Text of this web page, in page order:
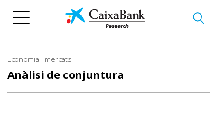
Economia i mercats
Anàlisi de conjuntura